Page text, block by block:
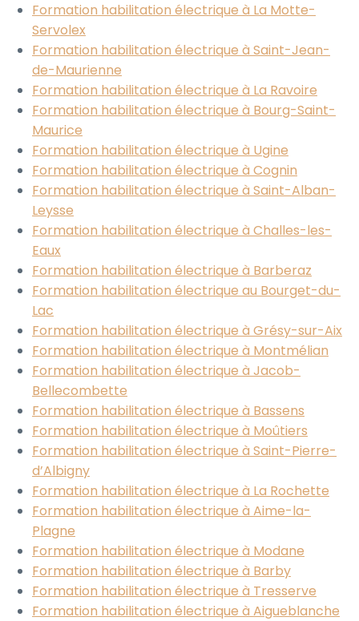
Formation habilitation électrique à La Motte-
Servolex
Formation habilitation électrique à Saint-Jean-
de-Maurienne
Formation habilitation électrique à La Ravoire
Formation habilitation électrique à Bourg-Saint-
Maurice
Formation habilitation électrique à Ugine
Formation habilitation électrique à Cognin
Formation habilitation électrique à Saint-Alban-
Leysse
Formation habilitation électrique à Challes-les-
Eaux
Formation habilitation électrique à Barberaz
Formation habilitation électrique au Bourget-du-
Lac
Formation habilitation électrique à Grésy-sur-Aix
Formation habilitation électrique à Montmélian
Formation habilitation électrique à Jacob-
Bellecombette
Formation habilitation électrique à Bassens
Formation habilitation électrique à Moûtiers
Formation habilitation électrique à Saint-Pierre-
d’Albigny
Formation habilitation électrique à La Rochette
Formation habilitation électrique à Aime-la-
Plagne
Formation habilitation électrique à Modane
Formation habilitation électrique à Barby
Formation habilitation électrique à Tresserve
Formation habilitation électrique à Aigueblanche